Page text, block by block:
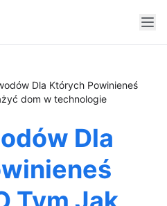
Dla Których Powinieneś
dom w technologie
Dla